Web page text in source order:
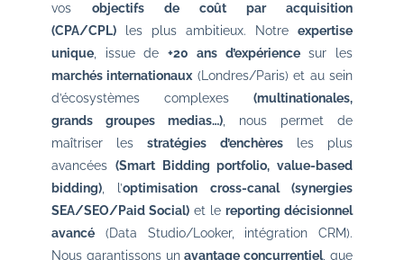
vos objectifs de coût par acquisition
(CPA/CPL)les plus ambitieux. Notreexpertise
unique, issue de+20 ans d’expériencesur les
marchés internationaux (Londres/Paris) et au sein
d’écosystèmes complexes(multinationales,
grands groupes medias…), nous permet de
maîtriser lesstratégies d’enchèresles plus
avancées (Smart Bidding portfolio, value-based
bidding), l’optimisation cross-canal (synergies
SEA/SEO/Paid Social)et lereporting décisionnel
avancé(Data Studio/Looker, intégration CRM).
Nous garantissons unavantage concurrentiel, que